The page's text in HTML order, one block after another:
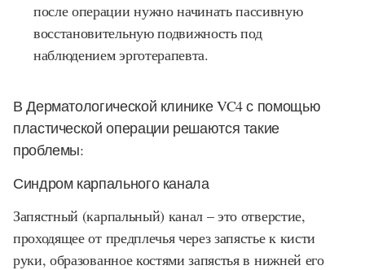
после операции нужно начинать пассивную
восстановительную подвижность под
наблюдением эрготерапевта.
В Дерматологической клиникеVC4с помощью
пластической операции решаются такие
проблемы:
Синдром карпального канала
Запястный (карпальный) канал – это отверстие,
проходящее от предплечья через запястье к кисти
руки, образованное костями запястья в нижней его